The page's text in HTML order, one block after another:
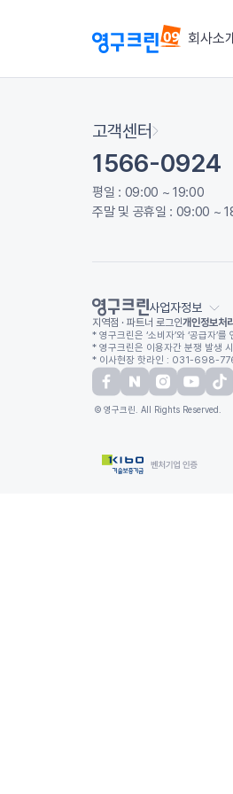
회사소
고객센터
1566-0924
평일 : 09:00 ~ 19:00
주말 및 공휴일 : 09:00 ~
사업자정보
지역점 · 파트너 로그인개인정보처
* 영구크린은 ‘소비자’와 ‘공급자’
* 영구크린은 이용자간 분쟁 발생
* 이사현장 핫라인 : 031-698-
© 영구크린. All Rights Reserved.